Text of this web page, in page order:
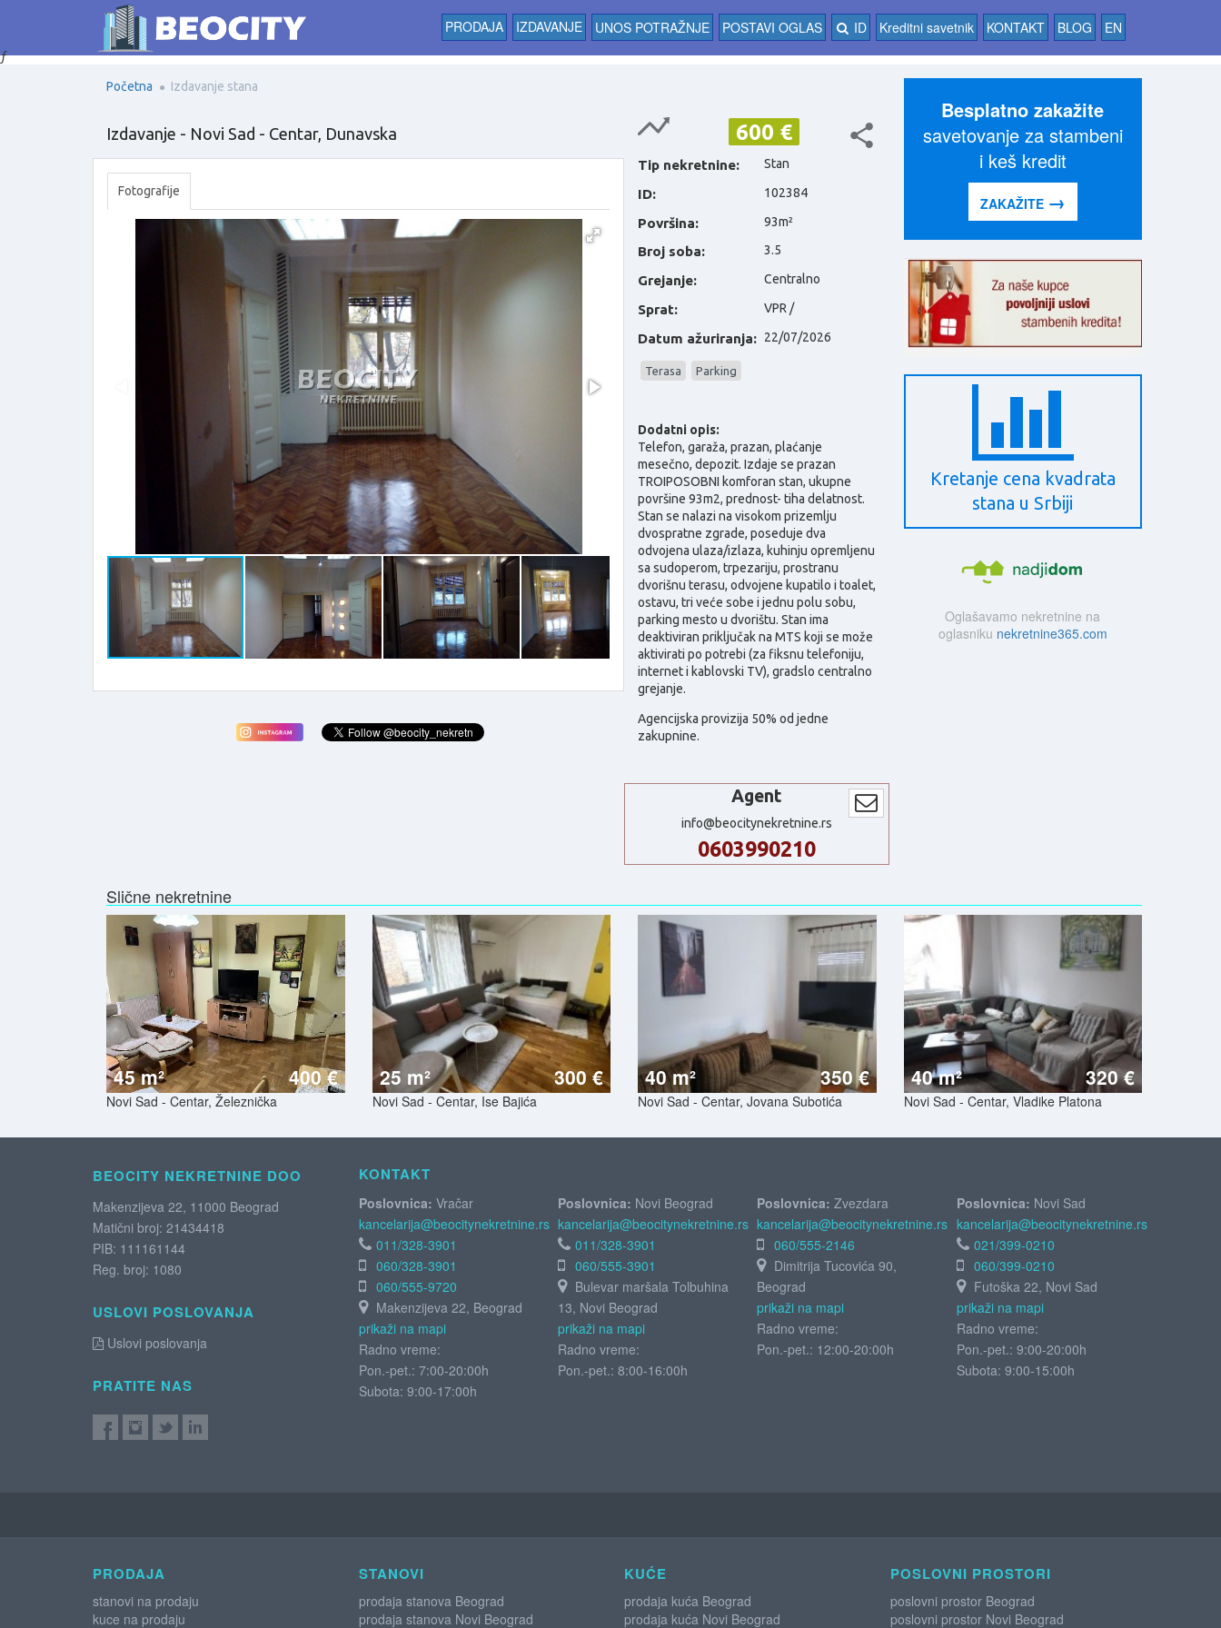
PRODAJA IZDAVANJE UNOS POTRAŽNJE POSTAVI OGLAS ID Kreditni savetnik KONTAKT BLOG
EN
ƒ
Početna Izdavanje stana
Izdavanje - Novi Sad - Centar, Dunavska
Fotografije
600 €
Tip nekretnine: Stan
ID: 102384
Površina: 93m²
Broj soba: 3.5
Grejanje: Centralno
Sprat: VPR /
Datum ažuriranja: 22/07/2026
Terasa Parking
Dodatni opis:
Telefon, garaža, prazan, plaćanje
mesečno, depozit. Izdaje se prazan
TROIPOSOBNI komforan stan, ukupne
površine 93m2, prednost- tiha delatnost.
Stan se nalazi na visokom prizemlju
dvospratne zgrade, poseduje dva
odvojena ulaza/izlaza, kuhinju opremljenu
sa sudoperom, trpezariju, prostranu
dvorišnu terasu, odvojene kupatilo i toalet,
ostavu, tri veće sobe i jednu polu sobu,
parking mesto u dvorištu. Stan ima
deaktiviran priključak na MTS koji se može
aktivirati po potrebi (za fiksnu telefoniju,
internet i kablovski TV), gradslo centralno
grejanje.
Agencijska provizija 50% od jedne
zakupnine.
Agent
info@beocitynekretnine.rs
0603990210
Besplatno zakažite
savetovanje za stambeni
i keš kredit
ZAKAŽITE →
Kretanje cena kvadrata
stana u Srbiji
Oglašavamo nekretnine na
oglasniku nekretnine365.com
Slične nekretnine
45 m² 400 €
Novi Sad - Centar, Železnička
25 m² 300 €
Novi Sad - Centar, Ise Bajića
40 m² 350 €
Novi Sad - Centar, Jovana Subotića
40 m² 320 €
Novi Sad - Centar, Vladike Platona
BEOCITY NEKRETNINE DOO
Makenzijeva 22, 11000 Beograd
Matični broj: 21434418
PIB: 111161144
Reg. broj: 1080
USLOVI POSLOVANJA
Uslovi poslovanja
PRATITE NAS
KONTAKT
Poslovnica: Vračar
kancelarija@beocitynekretnine.rs
011/328-3901
060/328-3901
060/555-9720
Makenzijeva 22, Beograd
prikaži na mapi
Radno vreme:
Pon.-pet.: 7:00-20:00h
Subota: 9:00-17:00h
Poslovnica: Novi Beograd
kancelarija@beocitynekretnine.rs
011/328-3901
060/555-3901
Bulevar maršala Tolbuhina
13, Novi Beograd
prikaži na mapi
Radno vreme:
Pon.-pet.: 8:00-16:00h
Poslovnica: Zvezdara
kancelarija@beocitynekretnine.rs
060/555-2146
Dimitrija Tucovića 90,
Beograd
prikaži na mapi
Radno vreme:
Pon.-pet.: 12:00-20:00h
Poslovnica: Novi Sad
kancelarija@beocitynekretnine.rs
021/399-0210
060/399-0210
Futoška 22, Novi Sad
prikaži na mapi
Radno vreme:
Pon.-pet.: 9:00-20:00h
Subota: 9:00-15:00h
PRODAJA
stanovi na prodaju
kuce na prodaju
STANOVI
prodaja stanova Beograd
prodaja stanova Novi Beograd
KUĆE
prodaja kuća Beograd
prodaja kuća Novi Beograd
POSLOVNI PROSTORI
poslovni prostor Beograd
poslovni prostor Novi Beograd